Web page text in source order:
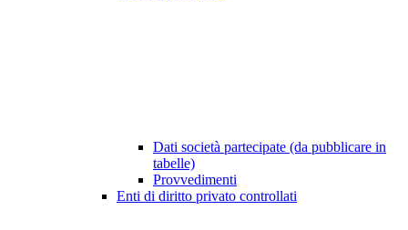
Dati società partecipate (da pubblicare in
tabelle)
Provvedimenti
Enti di diritto privato controllati